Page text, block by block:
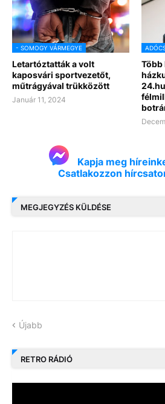
- SOMOGY VÁRMEGYE
Letartóztatták a volt
kaposvári sportvezetőt,
műtrágyával trükközött
Január 11, 2024
Több
Kapja meg
Csatlakozzon
MEGJEGYZÉS KÜLDÉSE
Újabb
RETRO RÁDIÓ